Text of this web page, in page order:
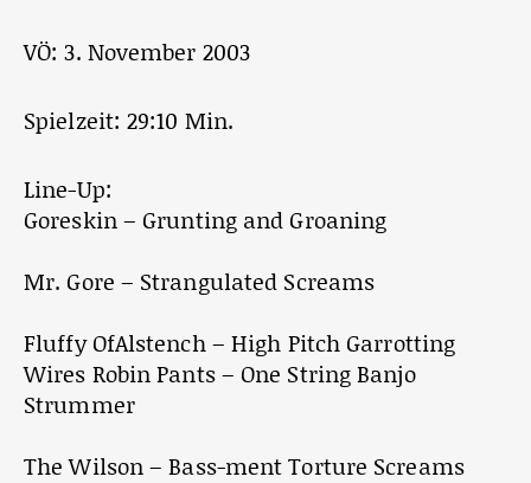
VÖ: 3. November 2003
Spielzeit: 29:10 Min.
Line-Up:
Goreskin – Grunting and Groaning
Mr. Gore – Strangulated Screams
Fluffy OfAlstench – High Pitch Garrotting
Wires Robin Pants – One String Banjo
Strummer
The Wilson – Bass-ment Torture Screams